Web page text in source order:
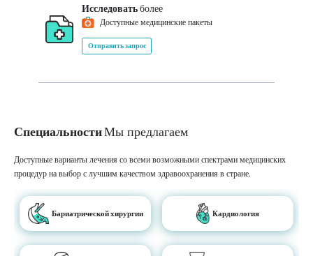
Исследоватьболее
Доступные медицинские пакеты
Отправить запрос
СпециальностиМы предлагаем
Доступные варианты лечения со всеми возможными спектрами медицинских
процедур на выбор с лучшим качеством здравоохранения в стране.
Бариатрической хирургии Кардиология